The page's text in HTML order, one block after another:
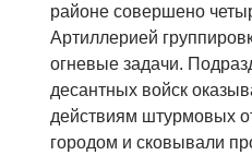
районе совершено
Артиллерией
огневые задачи.
десантных войск
действиям штурмовых
городом и сковывали